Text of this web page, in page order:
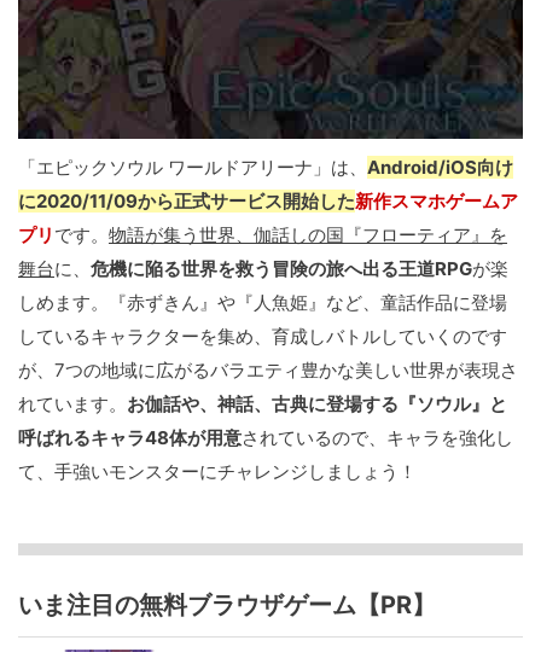
「エピックソウル ワールドアリーナ」は、 Android/iOS向け
に2020/11/09から正式サービス開始した新作スマホゲームア
プリ です。 物語が集う世界、伽話しの国『フローティア』を
舞台に、 危機に陥る世界を救う冒険の旅へ出る王道RPGが楽
しめます。『赤ずきん』や『人魚姫』など、童話作品に登場
しているキャラクターを集め、育成しバトルしていくのです
が、7つの地域に広がるバラエティ豊かな美しい世界が表現さ
れています。 お伽話や、神話、古典に登場する『ソウル』と
呼ばれるキャラ48体が用意されているので、キャラを強化し
て、手強いモンスターにチャレンジしましょう！
いま注目の無料ブラウザゲーム【PR】